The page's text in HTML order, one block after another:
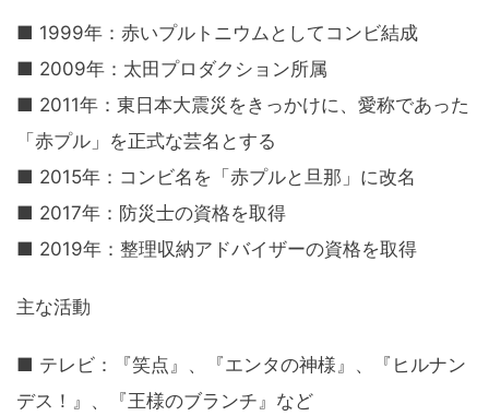
■ 1999年：赤いプルトニウムとしてコンビ結成
■ 2009年：太田プロダクション所属
■ 2011年：東日本大震災をきっかけに、愛称であった
「赤プル」を正式な芸名とする
■ 2015年：コンビ名を「赤プルと旦那」に改名
■ 2017年：防災士の資格を取得
■ 2019年：整理収納アドバイザーの資格を取得
主な活動
■ テレビ：『笑点』、『エンタの神様』、『ヒルナン
デス！』、『王様のブランチ』など